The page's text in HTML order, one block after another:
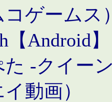
コゲームス
【Android
-クイー
動画）